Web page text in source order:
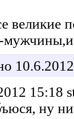
15:18
ну